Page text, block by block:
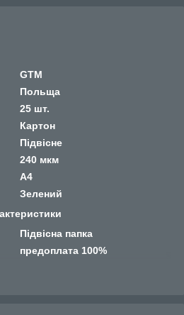
GTM
Польща
25 шт.
Картон
Підвісне
240 мкм
A4
Зелений
Підвісна папка
предоплата 100%